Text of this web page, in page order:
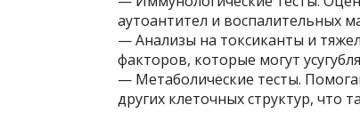
аутоантител и воспалительных
— Анализы на токсиканты и
факторов, которые могут
— Метаболические тесты.
других клеточных структур, что